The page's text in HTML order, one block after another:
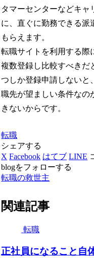
タマーセンターなどキャ
に、直ぐに勤務できる派
もらえます。
転職サイトを利用する際
複数登録し比較すべきだ
つしか登録申請しないと
職先が望ましい条件なの
きないからです。
転職
シェアする
X Facebook はてブ LINE
blogをフォローする
転職の救世主
関連記事
転職
正社員になること自